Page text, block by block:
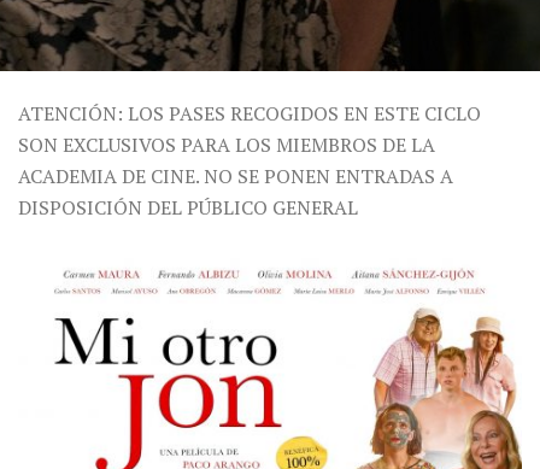
ATENCIÓN: LOS PASES RECOGIDOS EN ESTE CICLO
SON EXCLUSIVOS PARA LOS MIEMBROS DE LA
ACADEMIA DE CINE. NO SE PONEN ENTRADAS A
DISPOSICIÓN DEL PÚBLICO GENERAL